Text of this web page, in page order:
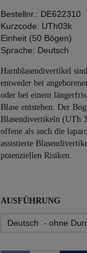
Bestellnr.: DE622310
Kurzcode: UTh03k
Einheit (50 Bögen)
Sprache: Deutsch
Harnblasendivertikel
entweder bei
oder bei einem
Blase entstehen. Der
Blasendivertikeln (UTh
offene als auch die
assistierte
potenziellen Risiken.
AUSFÜHRUNG